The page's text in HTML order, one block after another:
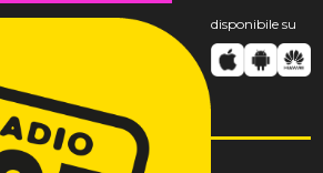
disponibile su